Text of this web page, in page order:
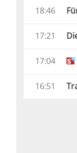
18:46
17:21
17:04
16:51